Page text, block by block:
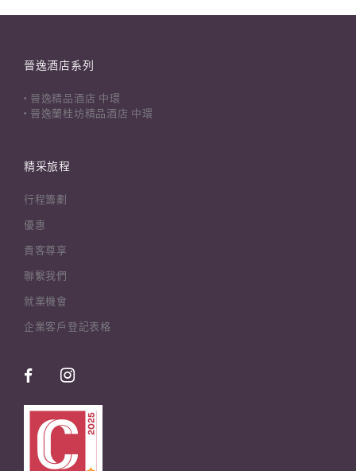
晉逸酒店系列
晉逸精品酒店 中環
晉逸蘭桂坊精品酒店 中環
精采旅程
行程籌劃
優惠
貴客尊享
聯繫我們
就業機會
企業客戶登記表格